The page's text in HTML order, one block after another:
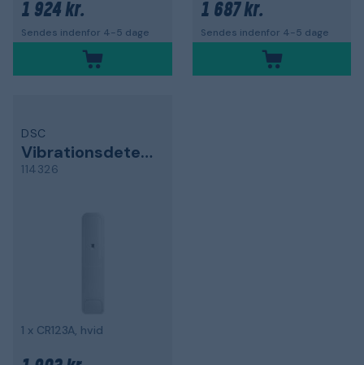
1 924 kr.
Sendes indenfor 4-5 dage
1 687 kr.
Sendes indenfor 4-5 dage
DSC
Vibrationsdetektor
114326
1 x CR123A, hvid